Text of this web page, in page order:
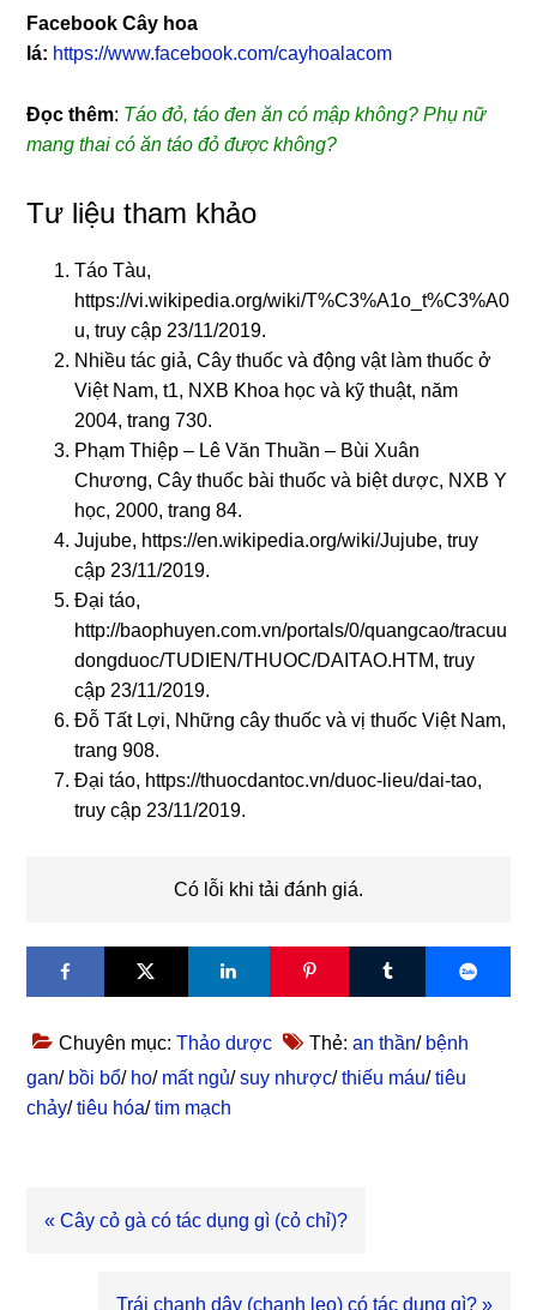
Facebook Cây hoa
lá: https://www.facebook.com/cayhoalacom
Đọc thêm: Táo đỏ, táo đen ăn có mập không? Phụ nữ
mang thai có ăn táo đỏ được không?
Tư liệu tham khảo
Táo Tàu,
https://vi.wikipedia.org/wiki/T%C3%A1o_t%C3%A0
u, truy cập 23/11/2019.
Nhiều tác giả, Cây thuốc và động vật làm thuốc ở
Việt Nam, t1, NXB Khoa học và kỹ thuật, năm
2004, trang 730.
Phạm Thiệp – Lê Văn Thuần – Bùi Xuân
Chương, Cây thuốc bài thuốc và biệt dược, NXB Y
học, 2000, trang 84.
Jujube, https://en.wikipedia.org/wiki/Jujube, truy
cập 23/11/2019.
Đại táo,
http://baophuyen.com.vn/portals/0/quangcao/tracuu
dongduoc/TUDIEN/THUOC/DAITAO.HTM, truy
cập 23/11/2019.
Đỗ Tất Lợi, Những cây thuốc và vị thuốc Việt Nam,
trang 908.
Đại táo, https://thuocdantoc.vn/duoc-lieu/dai-tao,
truy cập 23/11/2019.
Có lỗi khi tải đánh giá.
Chuyên mục:Thảo dược Thẻ:an thần/ bệnh
gan/ bồi bổ/ ho/ mất ngủ/suy nhược/thiếu máu/tiêu
chảy/tiêu hóa/tim mạch
Bài
« Cây cỏ gà có tác dụng gì (cỏ chỉ)?
Bài
Trái chanh dây (chanh leo) có tác dụng gì? »